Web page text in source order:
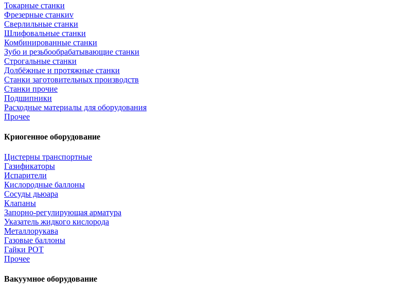
Токарные станки
Фрезерные станкиv
Сверлильные станки
Шлифовальные станки
Комбинированные станки
Зубо и резьбообрабатывающие станки
Строгальные станки
Долбёжные и протяжные станки
Станки заготовительных производств
Станки прочие
Подшипники
Расходные материалы для оборудования
Прочее
Криогенное оборудование
Цистерны транспортные
Газификаторы
Испарители
Кислородные баллоны
Сосуды дьюара
Клапаны
Запорно-регулирующая арматура
Указатель жидкого кислорода
Металлорукава
Газовые баллоны
Гайки РОТ
Прочее
Вакуумное оборудование